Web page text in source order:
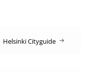
Helsinki Cityguide